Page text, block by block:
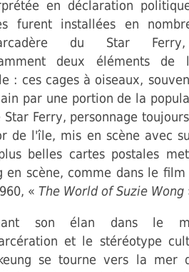
en déclaration
furent installées en
du Star
deux éléments de
: ces cages à oiseaux,
par une portion de la
Star Ferry, personnage
de l'île, mis en scène avec
belles cartes postales
en scène, comme dans le
« The World of Suzie Wong
son élan dans le
et le stéréotype
se tourne vers la mer